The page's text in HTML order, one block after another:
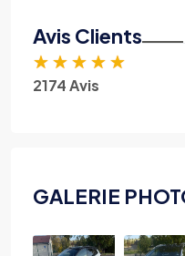
Avis Clients
★ ★ ★ ★ ★
2174 Avis
GALERIE